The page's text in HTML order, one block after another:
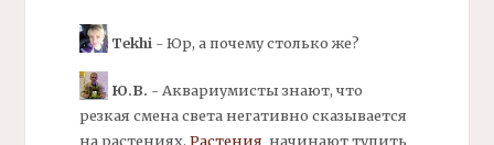
Tekhi- Юр, а почему столько же?
Ю.В. - Аквариумисты знают, что
резкая смена света негативно сказывается
на растениях. Растения начинают тупить